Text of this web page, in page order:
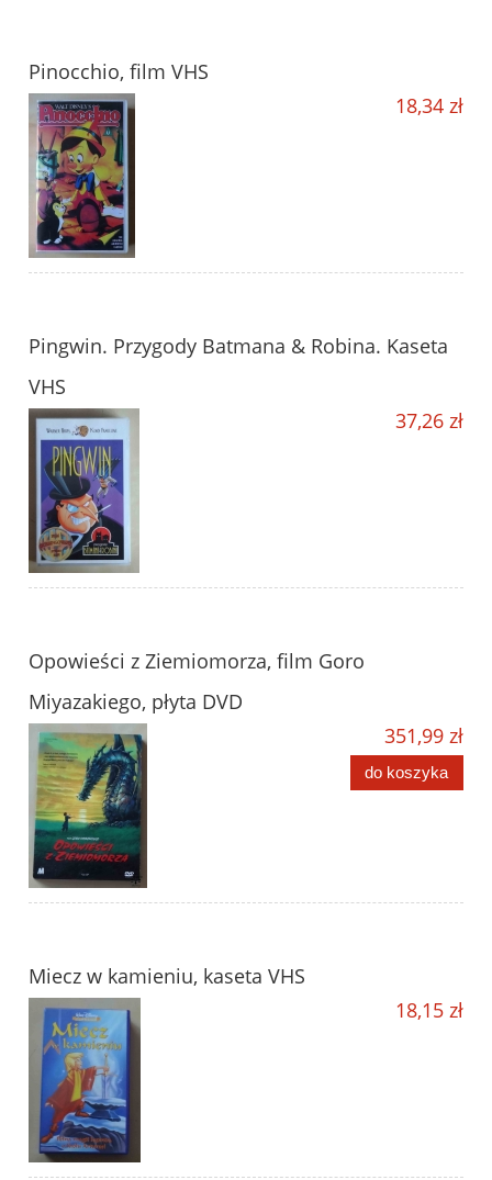
Pinocchio, film VHS
18,34 zł
Pingwin. Przygody Batmana & Robina. Kaseta
VHS
37,26 zł
Opowieści z Ziemiomorza, film Goro
Miyazakiego, płyta DVD
351,99 zł
do koszyka
Miecz w kamieniu, kaseta VHS
18,15 zł